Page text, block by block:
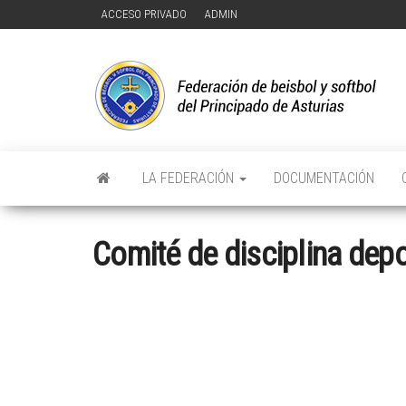
al
ACCESO PRIVADO ADMIN
DE
LA FEDERACIÓN DOCUMENTACIÓN
Comité de disciplina